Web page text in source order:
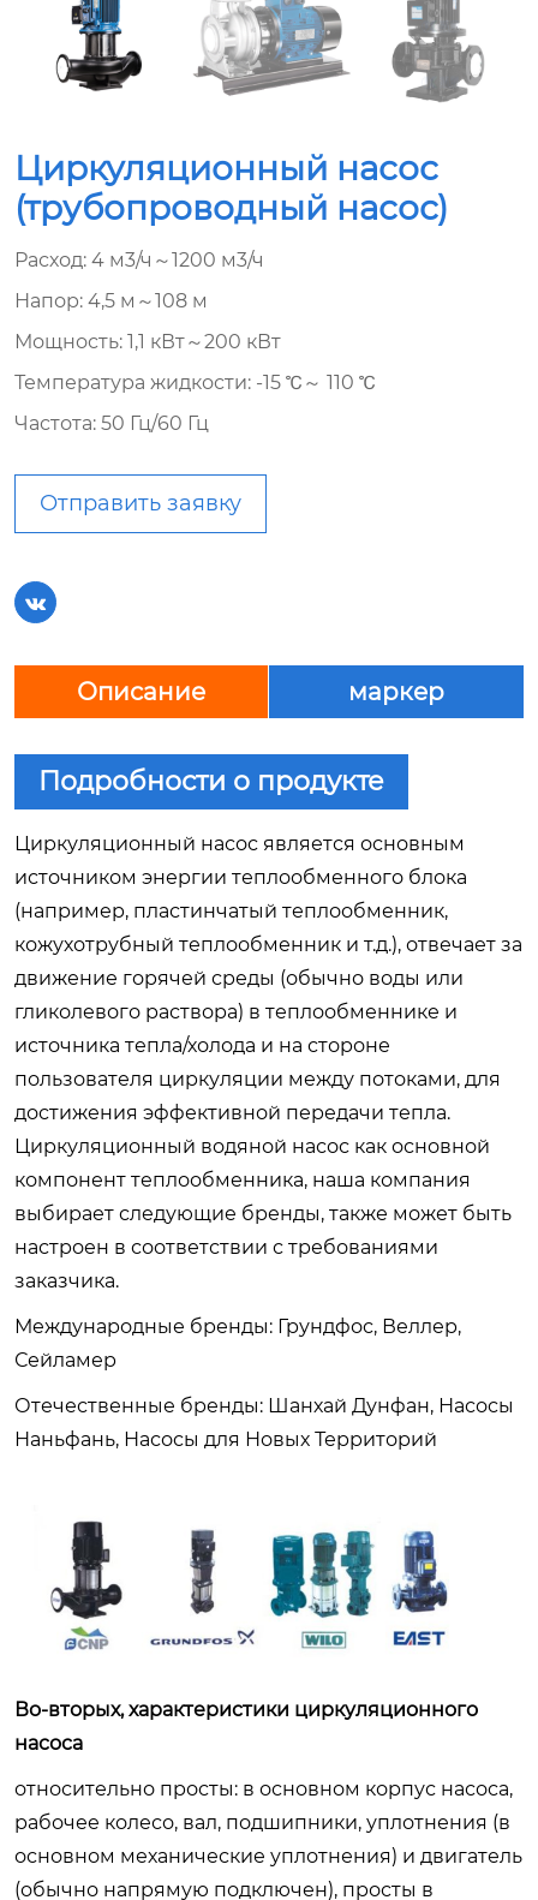
Циркуляционный насос
(трубопроводный насос)
Расход: 4 м3/ч～1200 м3/ч
Напор: 4,5 м～108 м
Мощность: 1,1 кВт～200 кВт
Температура жидкости: -15 ℃～ 110 ℃
Частота: 50 Гц/60 Гц
Отправить заявку

Описание маркер
Подробности о продукте
Циркуляционный насос является основным
источником энергии теплообменного блока
(например, пластинчатый теплообменник,
кожухотрубный теплообменник и т.д.), отвечает за
движение горячей среды (обычно воды или
гликолевого раствора) в теплообменнике и
источника тепла/холода и на стороне
пользователя циркуляции между потоками, для
достижения эффективной передачи тепла.
Циркуляционный водяной насос как основной
компонент теплообменника, наша компания
выбирает следующие бренды, также может быть
настроен в соответствии с требованиями
заказчика.
Международные бренды: Грундфос, Веллер,
Сейламер
Отечественные бренды: Шанхай Дунфан, Насосы
Наньфань, Насосы для Новых Территорий
Во-вторых, характеристики циркуляционного
насоса
относительно просты: в основном корпус насоса,
рабочее колесо, вал, подшипники, уплотнения (в
основном механические уплотнения) и двигатель
(обычно напрямую подключен), просты в